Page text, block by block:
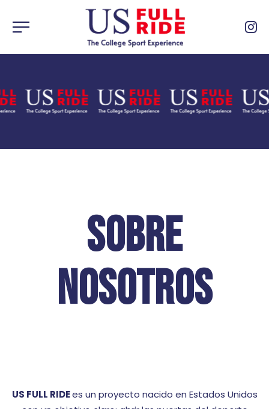
SOBRE
NOSOTROS
US FULL RIDEes un proyecto nacido en Estados Unidos